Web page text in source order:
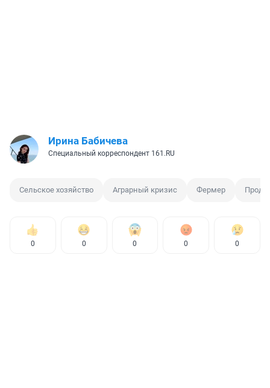
Ирина Бабичева
Специальный корреспондент 161.RU
Сельское хозяйство Аграрный кризис Фермер
0 0 0 0 0